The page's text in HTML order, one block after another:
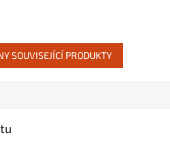
SOUVISEJÍCÍ PRODUKTY